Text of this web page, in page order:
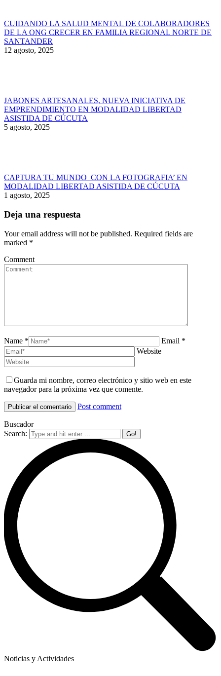
CUIDANDO LA SALUD MENTAL DE COLABORADORES
DE LA ONG CRECER EN FAMILIA REGIONAL NORTE DE
SANTANDER
12 agosto, 2025
JABONES ARTESANALES, NUEVA INICIATIVA DE
EMPRENDIMIENTO EN MODALIDAD LIBERTAD
ASISTIDA DE CÚCUTA
5 agosto, 2025
CAPTURA TU MUNDO CON LA FOTOGRAFIA’ EN
MODALIDAD LIBERTAD ASISTIDA DE CÚCUTA
1 agosto, 2025
Deja una respuesta
Your email address will not be published. Required fields are
marked *
Comment
Name *
Email *
Website
Guarda mi nombre, correo electrónico y sitio web en este
navegador para la próxima vez que comente.
Post comment
Buscador
Search:
Noticias y Actividades